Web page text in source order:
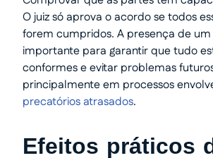
O juiz só aprova o acordo se todos
forem cumpridos. A presença de
importante para garantir que tudo
conformes e evitar problemas
principalmente em processos
precatórios atrasados.
Efeitos práticos